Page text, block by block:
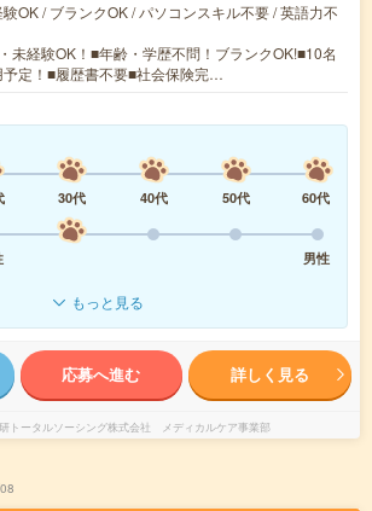
OK / ブランクOK / パソコンスキル不要 / 英語力不
未経験OK！■年齢・学歴不問！ブランクOK!■10名
予定！■履歴書不要■社会保険完…
30代 40代 50代
60代
男性
もっと見る
応募へ進む 詳しく見る
トータルソーシング株式会社 メディカルケア事業部